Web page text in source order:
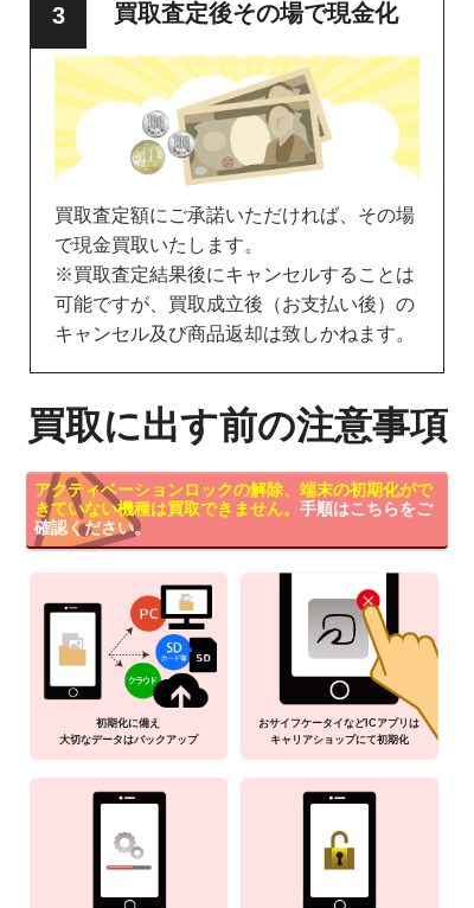
買取査定後その場で現金化
買取査定額にご承諾いただければ、その場
で現金買取いたします。
※買取査定結果後にキャンセルすることは
可能ですが、買取成立後（お支払い後）の
キャンセル及び商品返却は致しかねます。
買取に出す前の注意事項
アクティベーションロックの解除、端末の初期化がで
きていない機種は買取できません。 手順はこちらをご
確認ください。
初期化に備え
大切なデータはバックアップ
おサイフケータイなどICアプリは
キャリアショップにて初期化